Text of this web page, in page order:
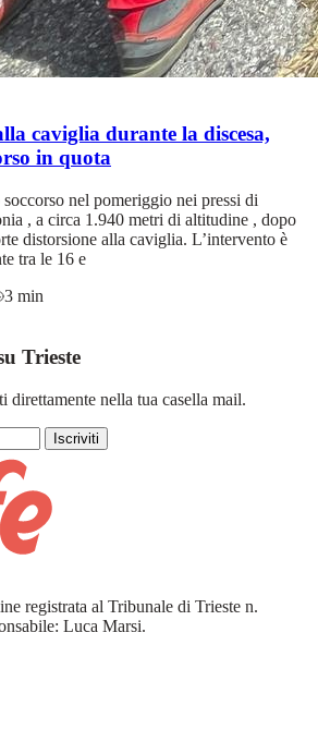
caviglia durante la discesa,
in quota
nel pomeriggio nei pressi di
, a circa 1.940 metri di altitudine , dopo
distorsione alla caviglia. L’intervento è
tra le 16 e
3 min
Trieste
nella tua casella mail.
Iscriviti
registrata al Tribunale di Trieste n.
Luca Marsi.